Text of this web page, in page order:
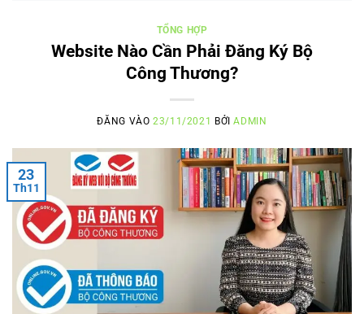
TỔNG HỢP
Website Nào Cần Phải Đăng Ký Bộ
Công Thương?
ĐĂNG VÀO23/11/2021 BỞIADMIN
23
Th11